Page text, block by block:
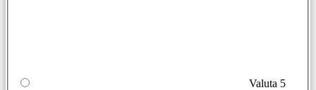
Valuta 5